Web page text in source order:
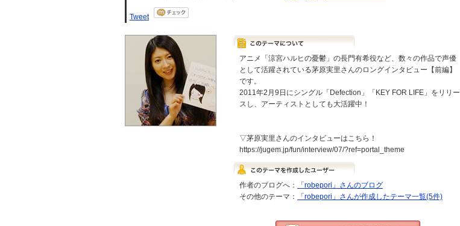
Tweet
アニメ「涼宮ハルヒの憂鬱」の長門有希役など、数々の作品で声優
として活躍されている茅原実里さんのロングインタビュー【前編】
です。
2011年2月9日にシングル「Defection」「KEY FOR LIFE」をリリー
スし、アーティストとしても大活躍中！
▽茅原実里さんのインタビューはこちら！
https://jugem.jp/fun/interview/07/?ref=portal_theme
作者のブログへ：
「robepori」さんのブログ
その他のテーマ：
「robepori」さんが作成したテーマ一覧(5件)